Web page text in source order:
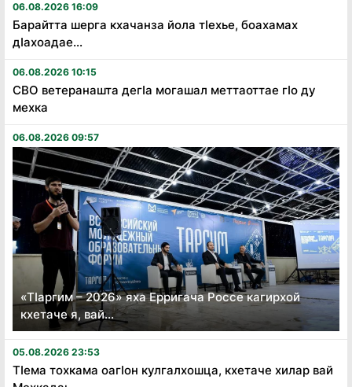
06.08.2026 16:09
Барайтта шерга кхачанза йола тӏехье, боахамах
дӏахоадае...
06.08.2026 10:15
СВО ветеранашта дегӏа могашал меттаоттае гӏо ду
мехка
06.08.2026 09:57
«Тӏаргим – 2026» яха Ерригача Россе кагирхой
кхетаче я, вай...
05.08.2026 23:53
Тӏема тохкама оагӏон кулгалхошца, кхетаче хилар вай